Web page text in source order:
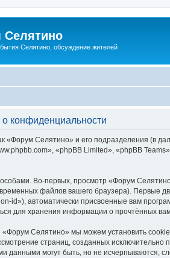
Селятино, обсуждение жителей
конфиденциальности
«Форум Селятино» и его подразделения (в
«phpBB Limited», «phpBB
Во-первых, просмотр «Форум
файлов вашего браузера). Первые
id»), автоматически присвоенные вам
для хранения информации о прочтённых
Селятино» мы можем установить
страниц, созданных
данными могут быть, но не